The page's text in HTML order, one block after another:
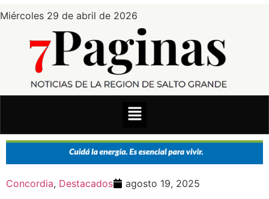
Miércoles 29 de abril de 2026
Concordia, Destacados agosto 19, 2025